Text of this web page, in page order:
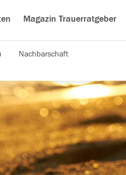
Magazin Trauerratgeber
Nachbarschaft